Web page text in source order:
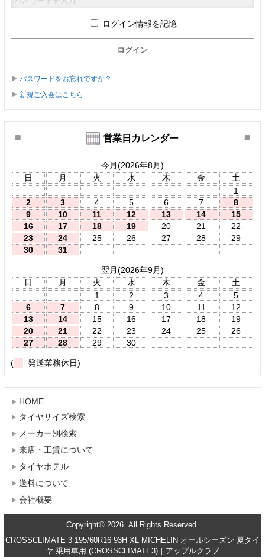
ログイン情報を記憶
パスワードをお忘れですか？
新規ご入会はこちら
営業日カレンダー
今月(2026年8月)
日
月 火 水 木 金
土
1
2
3 4 5 6 7
8
9
10 11 12 13 14
15
16
17 18 19 20 21
22
23
24 25 26 27 28
29
30
31
翌月(2026年9月)
日
月 火 水 木 金
土
1
2 3 4
5
6
7 8 9 10 11
12
13
14 15 16 17 18
19
20
21 22 23 24 25
26
27
28 29 30
( 発送業務休日)
HOME
タイヤサイズ検索
メーカー別検索
来店・工賃について
タイヤホテル
送料について
会社概要
Copyright© 2026 All Rights Reserved.
CROSSCLIMATE 3 195/60R16 93H XL MICHELIN オールシーズン 夏タイ
ヤ 乗用車用 (CROSSCLIMATE3)｜アップルクラブ